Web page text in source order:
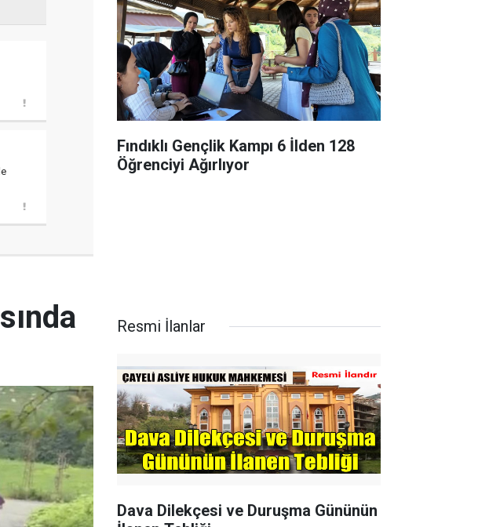
Fındıklı Gençlik Kampı 6 İlden 128
Öğrenciyi Ağırlıyor
Resmi İlanlar
Dava Dilekçesi ve Duruşma Gününün